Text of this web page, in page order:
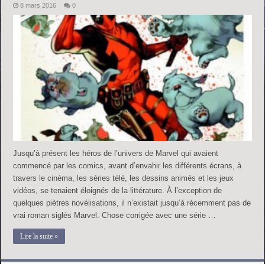
8 mars 2016 0
Jusqu’à présent les héros de l’univers de Marvel qui avaient
commencé par les comics, avant d’envahir les différents écrans, à
travers le cinéma, les séries télé, les dessins animés et les jeux
vidéos, se tenaient éloignés de la littérature. À l’exception de
quelques piètres novélisations, il n’existait jusqu’à récemment pas de
vrai roman siglés Marvel. Chose corrigée avec une série …
Lire la suite »